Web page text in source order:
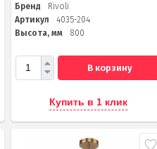
Бренд
Rivoli
Артикул
4035-204
Высота, мм
800
В корзину
Купить в 1 клик